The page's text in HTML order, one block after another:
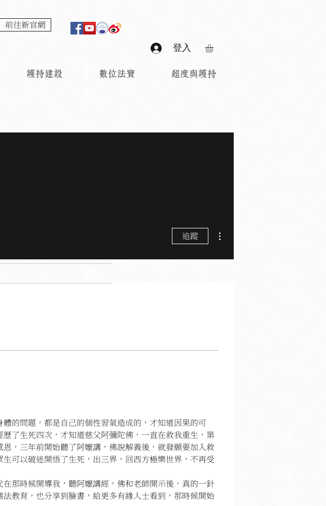
前往新官網
登入
護持建設 數位法寶 超度與護持
的問題，都是自己的個性習氣造成的，才知道因果的可
了生死四次，才知道慈父阿彌陀佛，一直在救我重生，第
，三年前開始聽了阿嬤講，佛說解義後，就發願要加入救
可以破迷開悟了生死，出三界，回西方極樂世界，不再受
那時候開導我，聽阿嬤講經，佛和老師開示後，真的一針
教育，也分享到臉書，給更多有緣人士看到，那時候開始
追蹤